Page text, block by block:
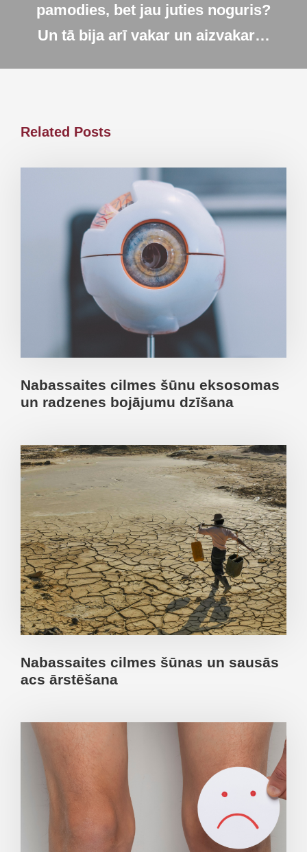
pamodies, bet jau juties noguris?
Un tā bija arī vakar un aizvakar…
Related Posts
Nabassaites cilmes šūnu eksosomas
un radzenes bojājumu dzīšana
Nabassaites cilmes šūnas un sausās
acs ārstēšana